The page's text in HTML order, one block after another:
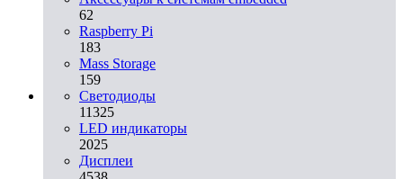
62
Raspberry Pi
183
Mass Storage
159
Светодиоды
11325
LED индикаторы
2025
Дисплеи